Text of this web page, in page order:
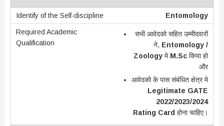
Entomology
सभी आवेदको सहित उम्मीदवारों
ने, Entomology /
Zoology मे M.Sc किया हो
और
आवेदको के पास संबंधित क्षेत्र मे
Legitimate GATE
2022/2023/2024
Rating Card होना चाहिए।